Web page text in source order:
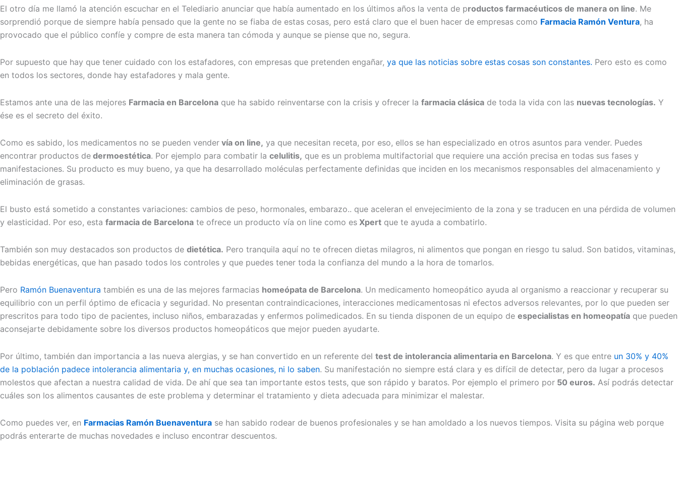
El otro día me llamó la atención escuchar en el Telediario anunciar que había aumentado en los últimos años la venta de productos farmacéuticos de manera on line. Me
sorprendió porque de siempre había pensado que la gente no se fiaba de estas cosas, pero está claro que el buen hacer de empresas como Farmacia Ramón Ventura, ha
provocado que el público confíe y compre de esta manera tan cómoda y aunque se piense que no, segura.
Por supuesto que hay que tener cuidado con los estafadores, con empresas que pretenden engañar, ya que las noticias sobre estas cosas son constantes. Pero esto es como
en todos los sectores, donde hay estafadores y mala gente.
Estamos ante una de las mejores Farmacia en Barcelona que ha sabido reinventarse con la crisis y ofrecer la farmacia clásica de toda la vida con las nuevas tecnologías. Y
ése es el secreto del éxito.
Como es sabido, los medicamentos no se pueden vender vía on line, ya que necesitan receta, por eso, ellos se han especializado en otros asuntos para vender. Puedes
encontrar productos de dermoestética. Por ejemplo para combatir la celulitis, que es un problema multifactorial que requiere una acción precisa en todas sus fases y
manifestaciones. Su producto es muy bueno, ya que ha desarrollado moléculas perfectamente definidas que inciden en los mecanismos responsables del almacenamiento y
eliminación de grasas.
El busto está sometido a constantes variaciones: cambios de peso, hormonales, embarazo.. que aceleran el envejecimiento de la zona y se traducen en una pérdida de volumen
y elasticidad. Por eso, esta farmacia de Barcelona te ofrece un producto vía on line como es Xpert que te ayuda a combatirlo.
También son muy destacados son productos de dietética. Pero tranquila aquí no te ofrecen dietas milagros, ni alimentos que pongan en riesgo tu salud. Son batidos, vitaminas,
bebidas energéticas, que han pasado todos los controles y que puedes tener toda la confianza del mundo a la hora de tomarlos.
Pero Ramón Buenaventura también es una de las mejores farmacias homeópata de Barcelona. Un medicamento homeopático ayuda al organismo a reaccionar y recuperar su
equilibrio con un perfil óptimo de eficacia y seguridad. No presentan contraindicaciones, interacciones medicamentosas ni efectos adversos relevantes, por lo que pueden ser
prescritos para todo tipo de pacientes, incluso niños, embarazadas y enfermos polimedicados. En su tienda disponen de un equipo de especialistas en homeopatía que pueden
aconsejarte debidamente sobre los diversos productos homeopáticos que mejor pueden ayudarte.
Por último, también dan importancia a las nueva alergias, y se han convertido en un referente del test de intolerancia alimentaria en Barcelona. Y es que entre un 30% y 40%
de la población padece intolerancia alimentaria y, en muchas ocasiones, ni lo saben. Su manifestación no siempre está clara y es difícil de detectar, pero da lugar a procesos
molestos que afectan a nuestra calidad de vida. De ahí que sea tan importante estos tests, que son rápido y baratos. Por ejemplo el primero por 50 euros. Así podrás detectar
cuáles son los alimentos causantes de este problema y determinar el tratamiento y dieta adecuada para minimizar el malestar.
Como puedes ver, en Farmacias Ramón Buenaventura se han sabido rodear de buenos profesionales y se han amoldado a los nuevos tiempos. Visita su página web porque
podrás enterarte de muchas novedades e incluso encontrar descuentos.